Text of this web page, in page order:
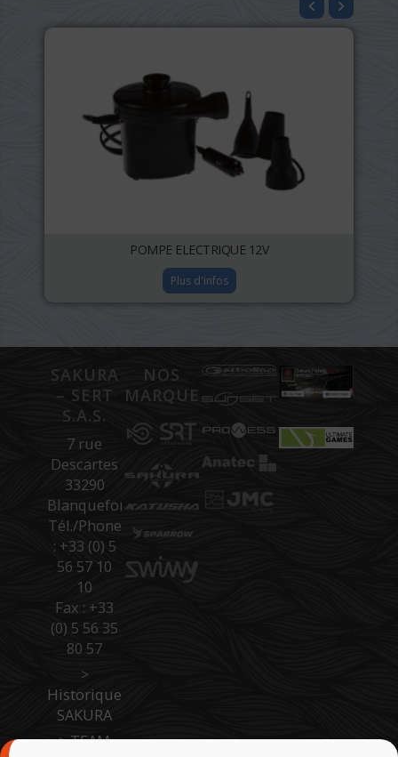
POMPE ELECTRIQUE 12V
Plus d'infos
SAKURA
– SERT
S.A.S.
7 rue
Descartes
33290
Blanquefort
Tél./Phone
: +33 (0) 5
56 57 10
10
Fax : +33
(0) 5 56 35
80 57
>
Historique
SAKURA
>TEAM
NOS
MARQUES